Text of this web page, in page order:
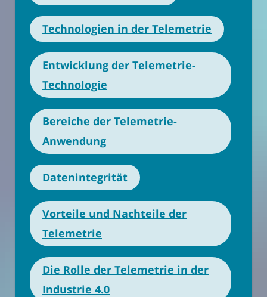
Technologien in der Telemetrie
Entwicklung der Telemetrie-
Technologie
Bereiche der Telemetrie-
Anwendung
Datenintegrität
Vorteile und Nachteile der
Telemetrie
Die Rolle der Telemetrie in der
Industrie 4.0